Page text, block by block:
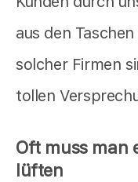
aus den
solcher Firmen
tollen
Oft muss man
lüften